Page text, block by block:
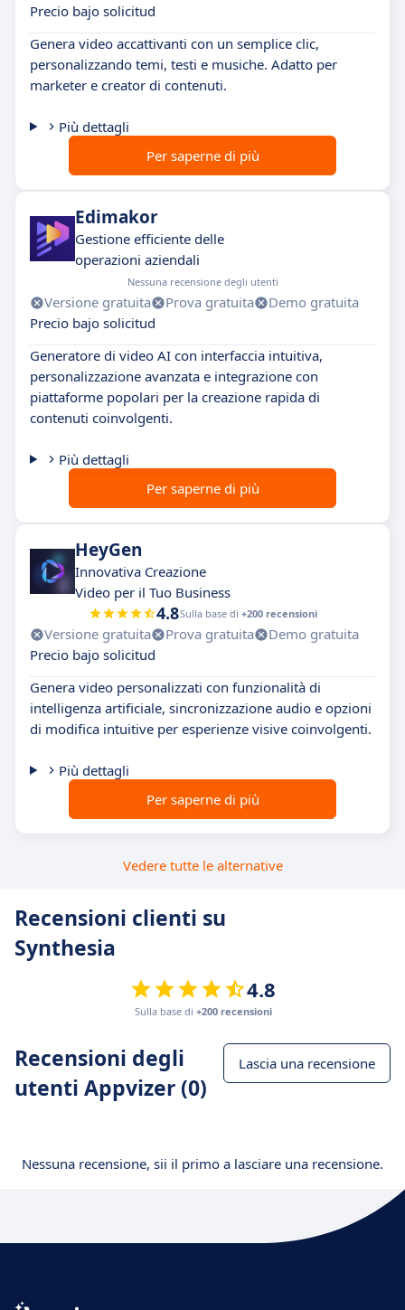
Precio bajo solicitud
Genera video accattivanti con un semplice clic,
personalizzando temi, testi e musiche. Adatto per
marketer e creator di contenuti.
Più dettagli
Per saperne di più
Edimakor
Gestione efficiente delle
operazioni aziendali
Nessuna recensione degli utenti
Versione gratuita Prova gratuita
Demo gratuita
Precio bajo solicitud
Generatore di video AI con interfaccia intuitiva,
personalizzazione avanzata e integrazione con
piattaforme popolari per la creazione rapida di
contenuti coinvolgenti.
Più dettagli
Per saperne di più
HeyGen
Innovativa Creazione
Video per il Tuo Business
4.8Sulla base di +200 recensioni
Versione gratuita Prova gratuita
Demo gratuita
Precio bajo solicitud
Genera video personalizzati con funzionalità di
intelligenza artificiale, sincronizzazione audio e opzioni
di modifica intuitive per esperienze visive coinvolgenti.
Più dettagli
Per saperne di più
Vedere tutte le alternative
Recensioni clienti su
Synthesia
4.8
Sulla base di +200 recensioni
Recensioni degli
utenti Appvizer (0)
Lascia una recensione
Nessuna recensione, sii il primo a lasciare una recensione.